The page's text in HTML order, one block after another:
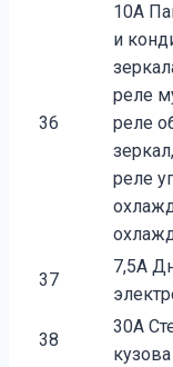
36
10A
и
реле
реле
реле
37
7,5А
38
30A